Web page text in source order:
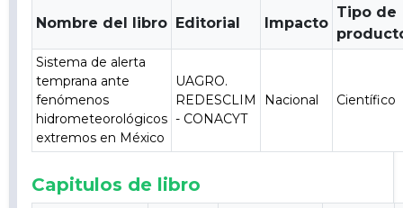
Nombre del libro Editorial Impacto
Tipo de
Sistema de alerta
temprana ante
fenómenos
hidrometeorológicos
extremos en México
UAGRO.
REDESCLIM
- CONACYT
Nacional Científico
Capitulos de libro